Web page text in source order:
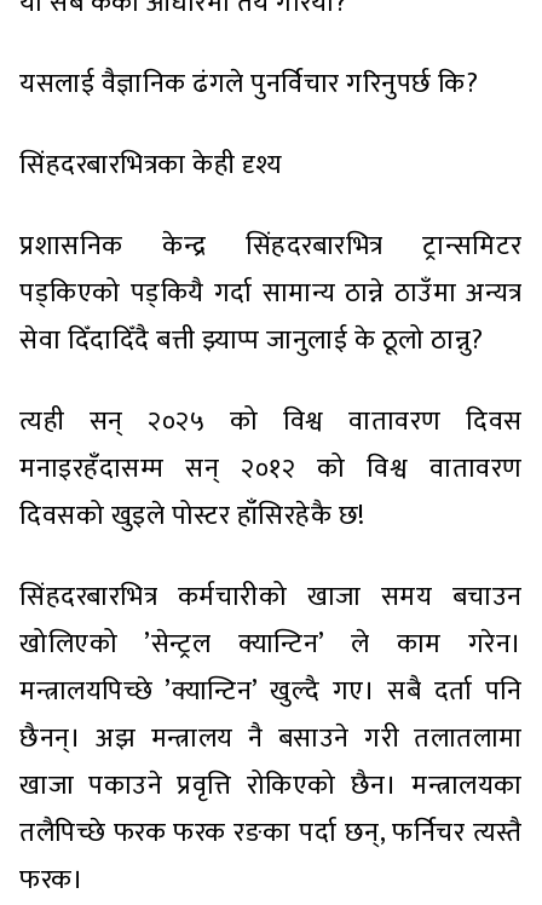
यसलाई वैज्ञानिक ढंगले पुनर्विचार गरिनुपर्छ कि?
सिंहदरबारभित्रका केही दृश्य
प्रशासनिक केन्द्र सिंहदरबारभित्र ट्रान्समिटर
पड्किएको पड्कियै गर्दा सामान्य ठान्ने ठाउँमा अन्यत्र
सेवा दिँदादिँदै बत्ती झ्याप्प जानुलाई के ठूलो ठान्नु?
त्यही सन् २०२५ को विश्व वातावरण दिवस
मनाइरहँदासम्म सन् २०१२ को विश्व वातावरण
दिवसको खुइले पोस्टर हाँसिरहेकै छ!
सिंहदरबारभित्र कर्मचारीको खाजा समय बचाउन
खोलिएको ’सेन्ट्रल क्यान्टिन’ ले काम गरेन।
मन्त्रालयपिच्छे ’क्यान्टिन’ खुल्दै गए। सबै दर्ता पनि
छैनन्। अझ मन्त्रालय नै बसाउने गरी तलातलामा
खाजा पकाउने प्रवृत्ति रोकिएको छैन। मन्त्रालयका
तलैपिच्छे फरक फरक रङका पर्दा छन्, फर्निचर त्यस्तै
फरक।